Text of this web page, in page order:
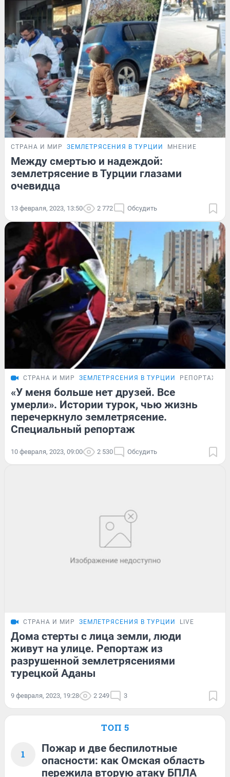
СТРАНА И МИР ЗЕМЛЕТРЯСЕНИЯ В ТУРЦИИ МНЕНИЕ
Между смертью и надеждой:
землетрясение в Турции глазами
очевидца
13 февраля, 2023, 13:50 2 772 Обсудить
СТРАНА И МИР ЗЕМЛЕТРЯСЕНИЯ В ТУРЦИИ РЕПОРТАЖ
«У меня больше нет друзей. Все
умерли». Истории турок, чью жизнь
перечеркнуло землетрясение.
Специальный репортаж
10 февраля, 2023, 09:00 2 530 Обсудить
СТРАНА И МИР ЗЕМЛЕТРЯСЕНИЯ В ТУРЦИИ LIVE
Дома стерты с лица земли, люди
живут на улице. Репортаж из
разрушенной землетрясениями
турецкой Аданы
9 февраля, 2023, 19:28 2 249 3
ТОП 5
1
Пожар и две беспилотные
опасности: как Омская область
пережила вторую атаку БПЛА